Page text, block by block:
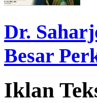
Dr.
Besar
Iklan